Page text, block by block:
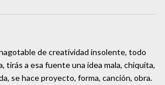
de creatividad insolente, todo
tirás a esa fuente una idea mala, chiquita,
se hace proyecto, forma, canción, obra.